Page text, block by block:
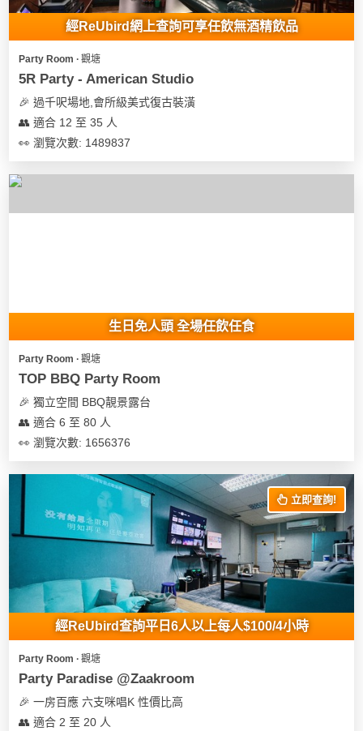
經ReUbird網上查詢可享任飲無酒精飲品
Party Room ∙ 觀塘
5R Party - American Studio
🎉 過千呎場地,會所級美式復古裝潢
👥 適合 12 至 35 人
👀 瀏覽次數: 1489837
生日免人頭 全場任飲任食
Party Room ∙ 觀塘
TOP BBQ Party Room
🎉 獨立空間 BBQ靚景露台
👥 適合 6 至 80 人
👀 瀏覽次數: 1656376
立即查詢!
經ReUbird查詢平日6人以上每人$100/4小時
Party Room ∙ 觀塘
Party Paradise @Zaakroom
🎉 一房百應 六支咪唱K 性價比高
👥 適合 2 至 20 人